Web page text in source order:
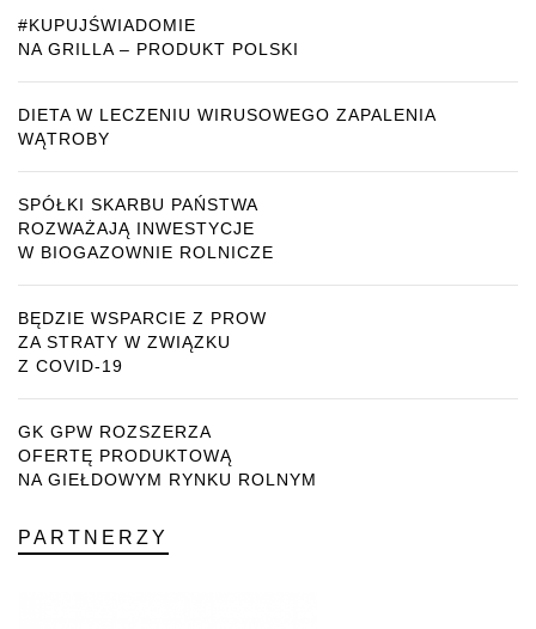
#KUPUJŚWIADOMIE
NA GRILLA – PRODUKT POLSKI
DIETA W LECZENIU WIRUSOWEGO ZAPALENIA
WĄTROBY
SPÓŁKI SKARBU PAŃSTWA
ROZWAŻAJĄ INWESTYCJE
W BIOGAZOWNIE ROLNICZE
BĘDZIE WSPARCIE Z PROW
ZA STRATY W ZWIĄZKU
Z COVID-19
GK GPW ROZSZERZA
OFERTĘ PRODUKTOWĄ
NA GIEŁDOWYM RYNKU ROLNYM
PARTNERZY